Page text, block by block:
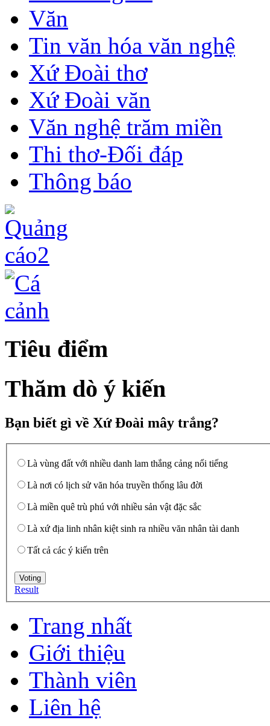
Văn
Tin văn hóa văn nghệ
Xứ Đoài thơ
Xứ Đoài văn
Văn nghệ trăm miền
Thi thơ-Đối đáp
Thông báo
Tiêu điểm
Thăm dò ý kiến
Bạn biết gì về Xứ Đoài mây trắng?
Là vùng đất với nhiều danh lam thắng cảng nổi tiếng
Là nơi có lịch sử văn hóa truyền thống lâu đời
Là miền quê trù phú với nhiều sản vật đặc sắc
Là xứ địa linh nhân kiệt sinh ra nhiều văn nhân tài danh
Tất cả các ý kiến trên
Result
Trang nhất
Giới thiệu
Thành viên
Liên hệ